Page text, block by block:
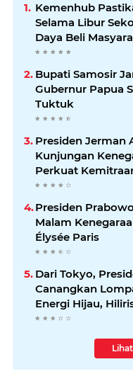
Kemenhub
Selama Libur
Daya Beli
Bupati Samosir
Gubernur Papua
Tuktuk
Presiden Jerman
Kunjungan
Perkuat
Indonesia–Jerman
Presiden
Malam
Élysée Paris
Dari Tokyo,
Canangkan
Energi Hijau,
Diplomasi